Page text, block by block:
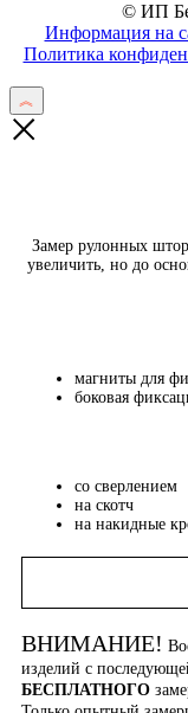
© ИП
Информация на
Политика
Замер рулонных
увеличить, но до
магниты для
боковая
со сверлением
на скотч
на накидные
ВНИМАНИЕ!
изделий с
БЕСПЛАТНОГО